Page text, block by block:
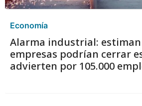
Economía
Alarma industrial: estiman
empresas podrían cerrar
advierten por 105.000